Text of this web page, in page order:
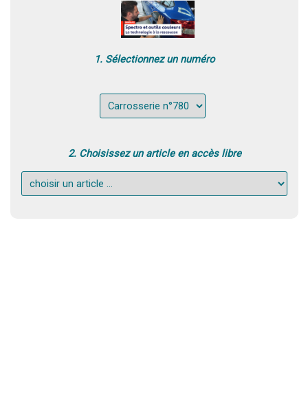
1. Sélectionnez un numéro
2. Choisissez un article en accès libre